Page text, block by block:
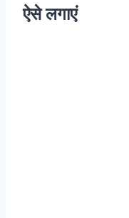
ऐसे लगाएं